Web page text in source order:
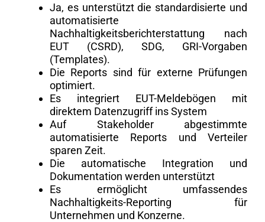
Ja, es unterstützt die standardisierte und
automatisierte
Nachhaltigkeitsberichterstattung nach
EUT (CSRD), SDG, GRI-Vorgaben
(Templates).
Die Reports sind für externe Prüfungen
optimiert.
Es integriert EUT-Meldebögen mit
direktem Datenzugriff ins System
Auf Stakeholder abgestimmte
automatisierte Reports und Verteiler
sparen Zeit.
Die automatische Integration und
Dokumentation werden unterstützt
Es ermöglicht umfassendes
Nachhaltigkeits-Reporting für
Unternehmen und Konzerne.